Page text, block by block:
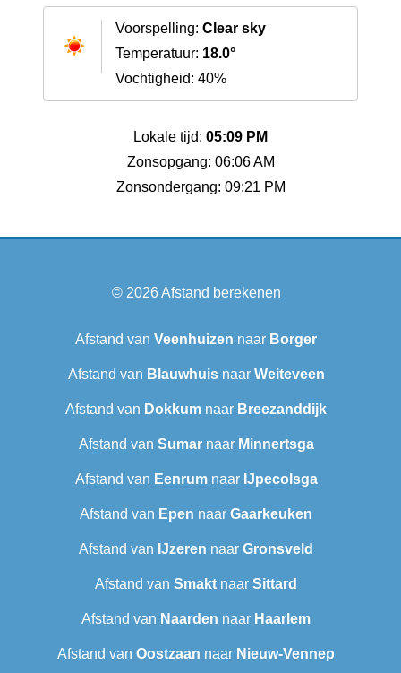
Voorspelling: Clear sky
Temperatuur: 18.0°
Vochtigheid: 40%
Lokale tijd: 05:09 PM
Zonsopgang: 06:06 AM
Zonsondergang: 09:21 PM
© 2026Afstand berekenen
Afstand van Veenhuizen naar Borger
Afstand van Blauwhuisnaar Weiteveen
Afstand van Dokkum naar Breezanddijk
Afstand van Sumarnaar Minnertsga
Afstand van Eenrumnaar IJpecolsga
Afstand van Epen naar Gaarkeuken
Afstand van IJzeren naar Gronsveld
Afstand van Smakt naar Sittard
Afstand van Naarden naar Haarlem
Afstand van Oostzaan naar Nieuw-Vennep